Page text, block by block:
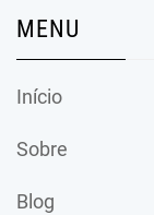
MENU
Início
Sobre
Blog